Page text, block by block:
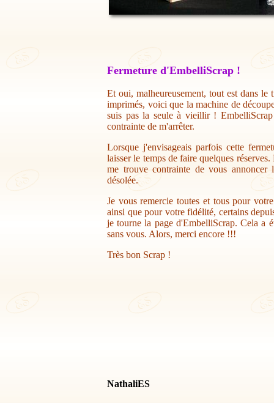
Fermeture d'EmbelliScrap !
Et oui, malheureusement, tout est dans
imprimés, voici que la machine de
suis pas la seule à vieillir !
contrainte de m'arrêter.
Lorsque j'envisageais parfois cette
laisser le temps de faire quelques
me trouve contrainte de vous annoncer
désolée.
Je vous remercie toutes et tous pour
ainsi que pour votre fidélité, certains
je tourne la page d'EmbelliScrap. Cela a
sans vous. Alors, merci encore !!!
Très bon Scrap !
NathaliES